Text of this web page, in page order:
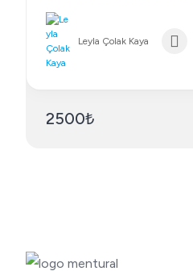
Leyla Çolak Kaya
2500₺